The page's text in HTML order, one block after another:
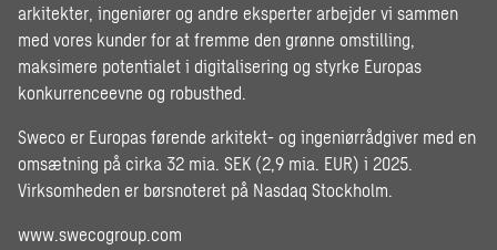
arkitekter, ingeniører og andre eksperter arbejder vi sammen
med vores kunder for at fremme den grønne omstilling,
maksimere potentialet i digitalisering og styrke Europas
konkurrenceevne og robusthed.
Sweco er Europas førende arkitekt- og ingeniørrådgiver med en
omsætning på cirka 32 mia. SEK (2,9 mia. EUR) i 2025.
Virksomheden er børsnoteret på Nasdaq Stockholm.
www.swecogroup.com